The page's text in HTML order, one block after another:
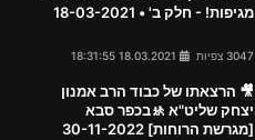
מגיפות! - חלק ב' • 18-03-2021
3047 צפיות
🎥 הרצאתו של כבוד הרב אמנון
יצחק שליט"א 🚸בכפר סבא
[מגרשת הרוחות] 30-11-2022